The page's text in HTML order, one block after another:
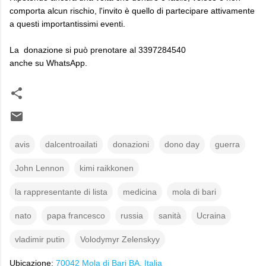
comporta alcun rischio, l'invito è quello di partecipare attivamente
a questi importantissimi eventi.
La donazione si può prenotare al 3397284540
anche su WhatsApp.
avis dalcentroailati donazioni dono day guerra
John Lennon kimi raikkonen
la rappresentante di lista medicina mola di bari
nato papa francesco russia sanità Ucraina
vladimir putin Volodymyr Zelenskyy
Ubicazione: 70042 Mola di Bari BA, Italia